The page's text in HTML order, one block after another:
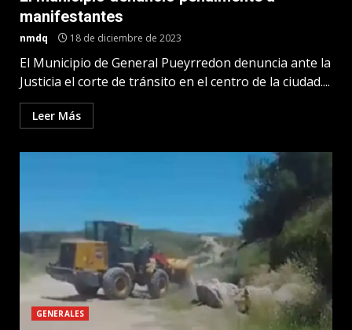
manifestantes
nmdq 18 de diciembre de 2023
El Municipio de General Pueyrredon denuncia ante la
Justicia el corte de tránsito en el centro de la ciudad....
Leer Más
GENERALES